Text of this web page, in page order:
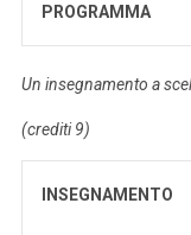
PROGRAMMA
Un insegnamento a
(crediti 9)
INSEGNAMENTO